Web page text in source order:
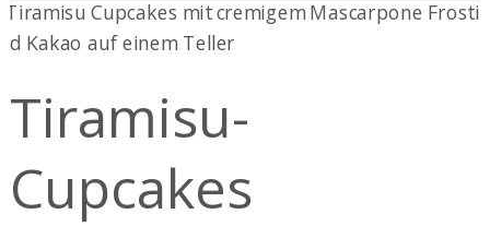
Tiramisu-
Cupcakes
Tiramisu-
Cupcakes